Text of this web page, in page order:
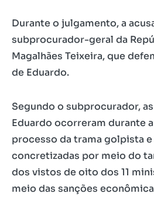
Durante o julgamento, a
subprocurador-geral da
Magalhães Teixeira, que
de Eduardo.
Segundo o subprocurador,
Eduardo ocorreram durante
processo da trama golpista
concretizadas por meio do
dos vistos de oito dos 11
meio das sanções